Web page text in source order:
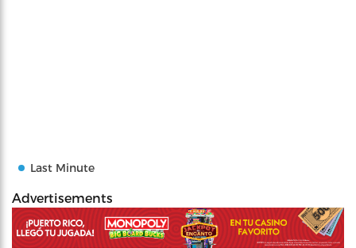
Last Minute
Advertisements